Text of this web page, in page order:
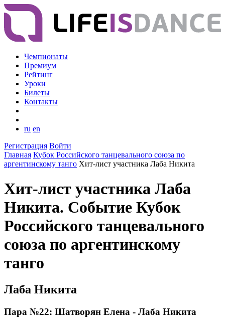
Чемпионаты
Премиум
Рейтинг
Уроки
Билеты
Контакты
ru en
Регистрация Войти
Главная Кубок Российского танцевального союза по
аргентинскому танго Хит-лист участника Лаба Никита
Хит-лист участника Лаба
Никита. Событие Кубок
Российского танцевального
союза по аргентинскому
танго
Лаба Никита
Пара №22: Шатворян Елена - Лаба Никита